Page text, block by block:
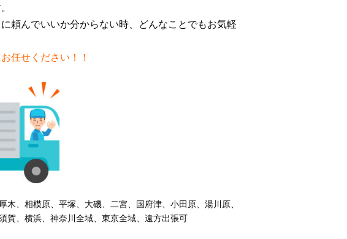
頼んでいいか分からない時、どんなことでもお気軽
任せください！！
、相模原、平塚、大磯、二宮、国府津、小田原、湯川原、
賀、横浜、神奈川全域、東京全域、遠方出張可